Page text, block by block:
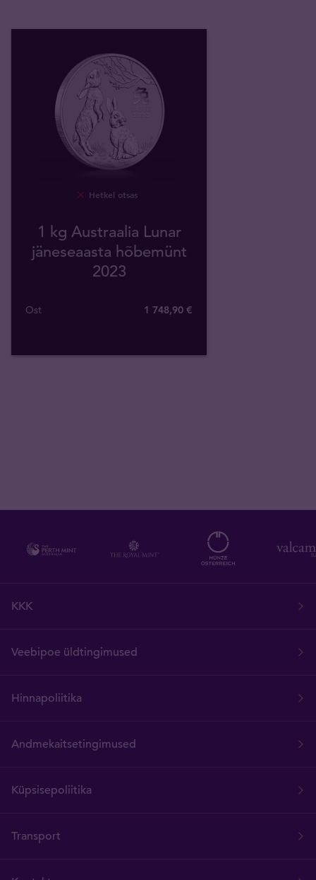
Hetkel otsas
1 kg Austraalia Lunar
jäneseaasta hõbemünt
2023
Ost 1 748,90 €
KKK
Veebipoe üldtingimused
Hinnapoliitika
Andmekaitsetingimused
Küpsisepoliitika
Transport